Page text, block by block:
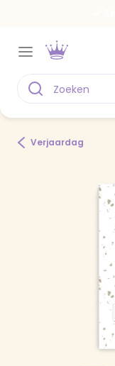
Verjaardag